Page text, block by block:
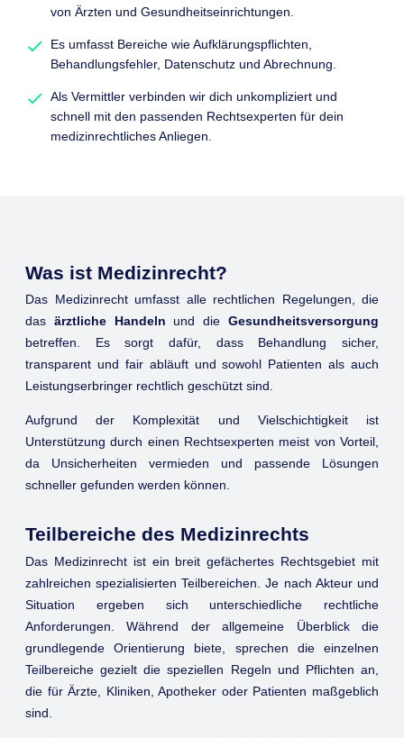
von Ärzten und Gesundheitseinrichtungen.
Es umfasst Bereiche wie Aufklärungspflichten,
Behandlungsfehler, Datenschutz und Abrechnung.
Als Vermittler verbinden wir dich unkompliziert und
schnell mit den passenden Rechtsexperten für dein
medizinrechtliches Anliegen.
Was ist Medizinrecht?
Das Medizinrecht umfasst alle rechtlichen Regelungen, die
das ärztliche Handeln und dieGesundheitsversorgung
betreffen. Es sorgt dafür, dass Behandlung sicher,
transparent und fair abläuft und sowohl Patienten als auch
Leistungserbringer rechtlich geschützt sind.
Aufgrund der Komplexität und Vielschichtigkeit ist
Unterstützung durch einen Rechtsexperten meist von Vorteil,
da Unsicherheiten vermieden und passende Lösungen
schneller gefunden werden können.
Teilbereiche des Medizinrechts
Das Medizinrecht ist ein breit gefächertes Rechtsgebiet mit
zahlreichen spezialisierten Teilbereichen. Je nach Akteur und
Situation ergeben sich unterschiedliche rechtliche
Anforderungen. Während der allgemeine Überblick die
grundlegende Orientierung biete, sprechen die einzelnen
Teilbereiche gezielt die speziellen Regeln und Pflichten an,
die für Ärzte, Kliniken, Apotheker oder Patienten maßgeblich
sind.